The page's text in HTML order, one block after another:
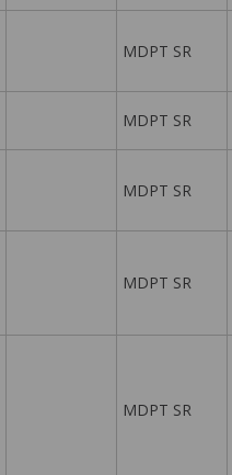
MDPT SR
MDPT SR
MDPT SR
MDPT SR
MDPT SR